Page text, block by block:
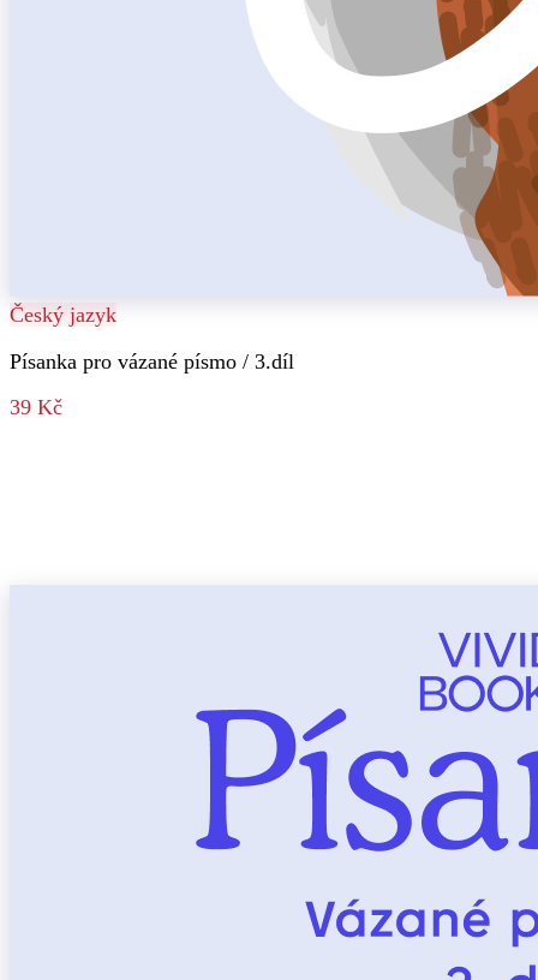
Český jazyk
Písanka pro vázané písmo / 3.díl
39 Kč